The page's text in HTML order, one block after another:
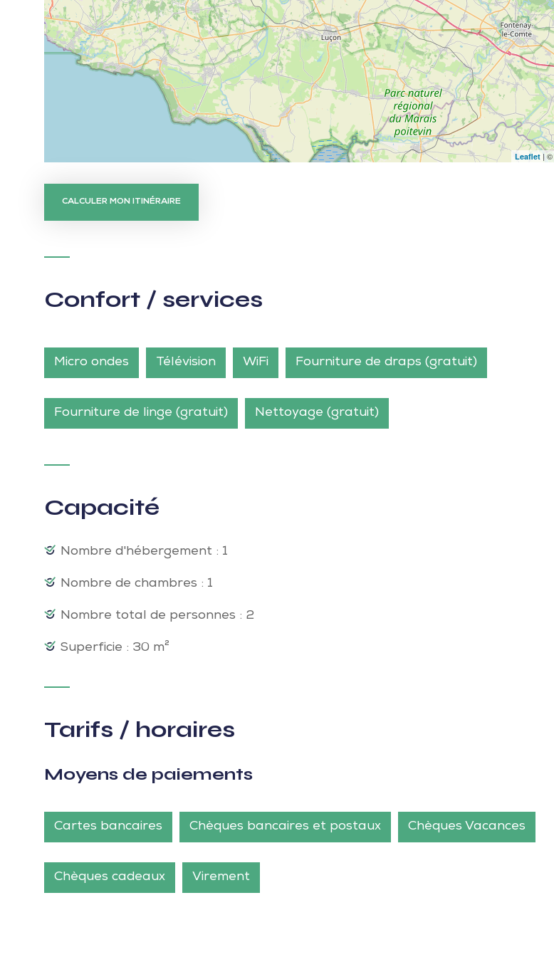
Leaflet | ©
CALCULER MON ITINÉRAIRE
Confort / services
Micro ondes Télévision WiFi Fourniture de draps (gratuit)
Fourniture de linge (gratuit) Nettoyage (gratuit)
Capacité
Nombre d'hébergement : 1
Nombre de chambres : 1
Nombre total de personnes : 2
Superficie : 30 m²
Tarifs / horaires
Moyens de paiements
Cartes bancaires Chèques bancaires et postaux Chèques Vacances
Chèques cadeaux Virement